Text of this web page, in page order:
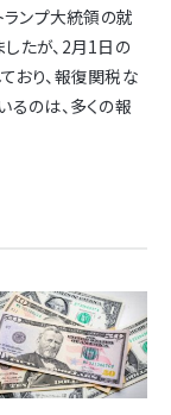
ランプ大統領の就
たが、2月1日の
おり、報復関税な
のは、多くの報